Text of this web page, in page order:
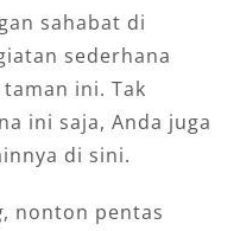
sahabat di
sederhana
ini. Tak
ini saja, Anda juga
di sini.
, nonton pentas